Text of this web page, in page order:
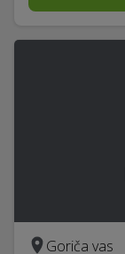
Goriča vas